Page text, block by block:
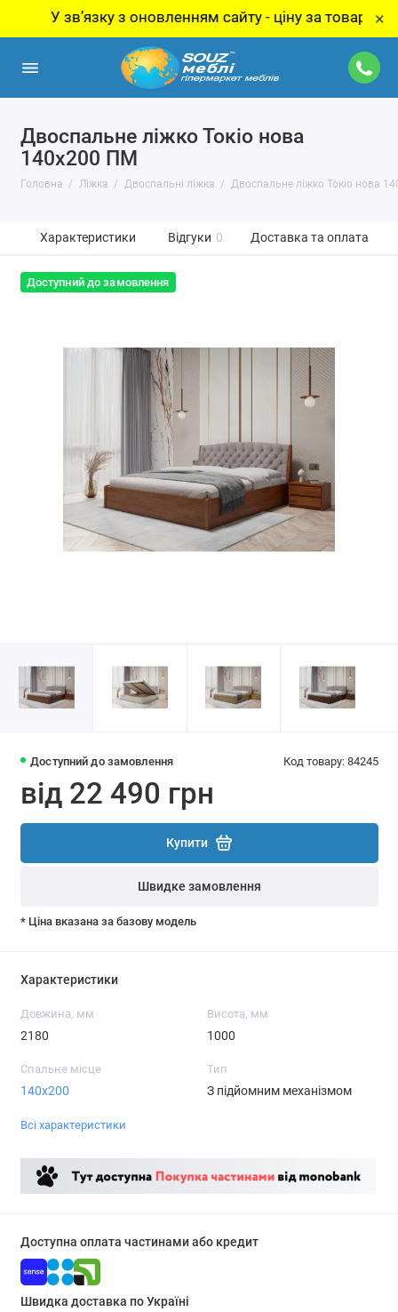
звʼязку з оновленням сайту - ціну за товар ×
Двоспальне ліжко Токіо нова
140х200 ПМ
Головна Ліжка Двоспальні ліжка Двоспальне ліжко Токіо нова
Характеристики Відгуки 0 Доставка та оплата
Доступний до замовлення
Доступний до замовлення Код товару: 84245
від 22 490 грн
Купити
Швидке замовлення
* Ціна вказана за базову модель
Характеристики
Довжина, мм
2180
Висота, мм
1000
Спальне місце
140х200
Тип
З підйомним механізмом
Всі характеристики
Доступна оплата частинами або кредит
Швидка доставка по Україні